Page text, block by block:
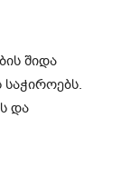
შიდა
და